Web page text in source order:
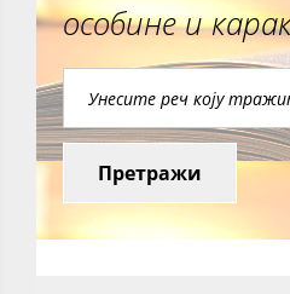
особине и
Претражи